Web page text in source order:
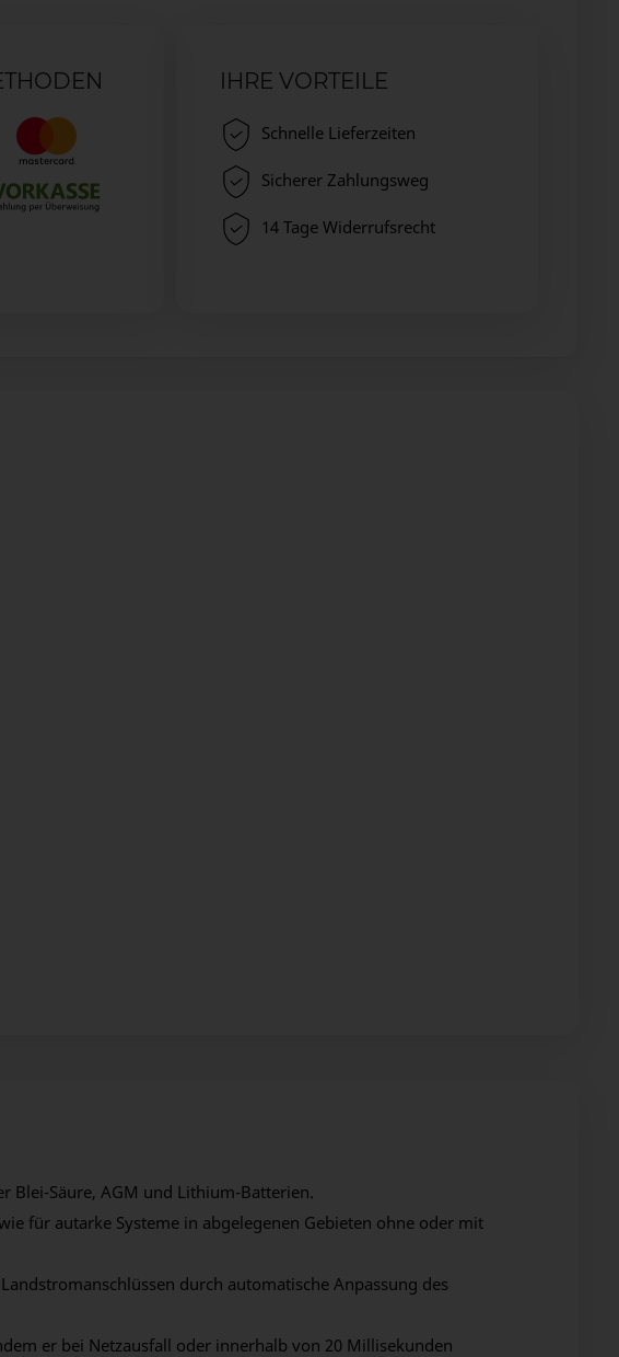
IHRE VORTEILE
Schnelle Lieferzeiten
Sicherer Zahlungsweg
14 Tage Widerrufsrecht
Blei-Säure, AGM und Lithium-Batterien.
für autarke Systeme in abgelegenen Gebieten ohne oder mit
durch automatische Anpassung des
er bei Netzausfall oder innerhalb von 20 Millisekunden